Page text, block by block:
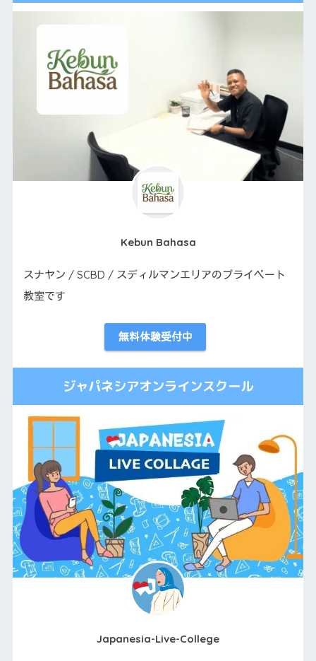
Kebun Bahasa
スナヤン / SCBD / スディルマンエリアのプライベート
教室です
無料体験受付中
ジャパネシアオンラインスクール
Japanesia-Live-College